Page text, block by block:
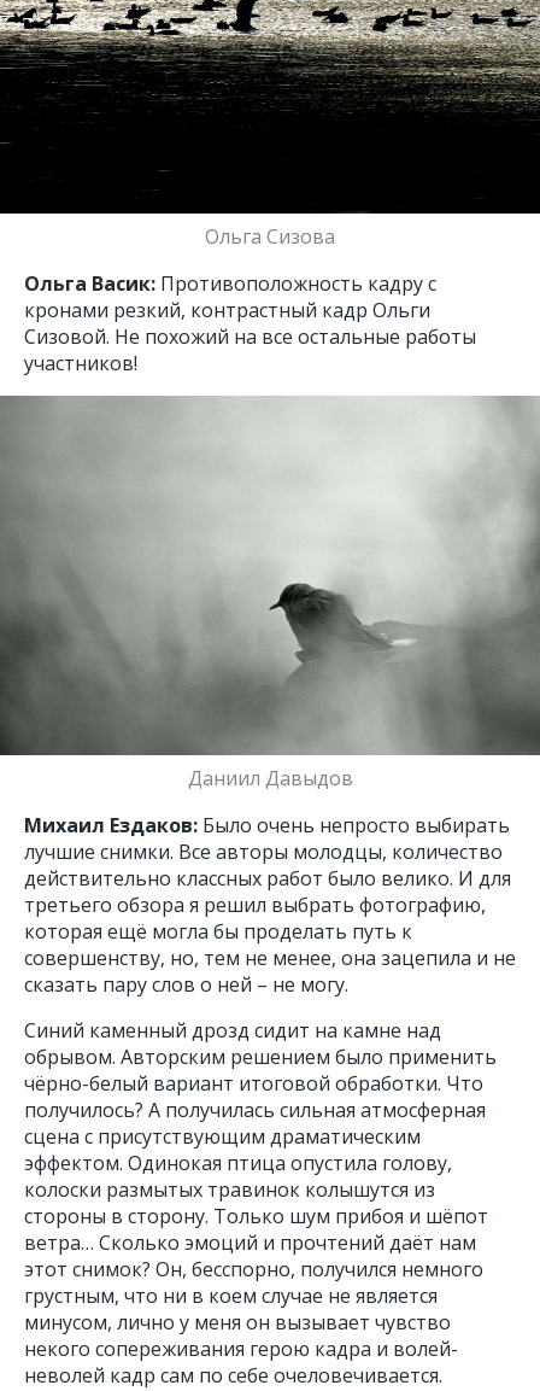
Ольга Сизова
Ольга Васик: Противоположность кадру с
кронами резкий, контрастный кадр Ольги
Сизовой. Не похожий на все остальные работы
участников!
Даниил Давыдов
Михаил Ездаков: Было очень непросто выбирать
лучшие снимки. Все авторы молодцы, количество
действительно классных работ было велико. И для
третьего обзора я решил выбрать фотографию,
которая ещё могла бы проделать путь к
совершенству, но, тем не менее, она зацепила и не
сказать пару слов о ней – не могу.
Синий каменный дрозд сидит на камне над
обрывом. Авторским решением было применить
чёрно-белый вариант итоговой обработки. Что
получилось? А получилась сильная атмосферная
сцена с присутствующим драматическим
эффектом. Одинокая птица опустила голову,
колоски размытых травинок колышутся из
стороны в сторону. Только шум прибоя и шёпот
ветра… Сколько эмоций и прочтений даёт нам
этот снимок? Он, бесспорно, получился немного
грустным, что ни в коем случае не является
минусом, лично у меня он вызывает чувство
некого сопереживания герою кадра и волей-
неволей кадр сам по себе очеловечивается.